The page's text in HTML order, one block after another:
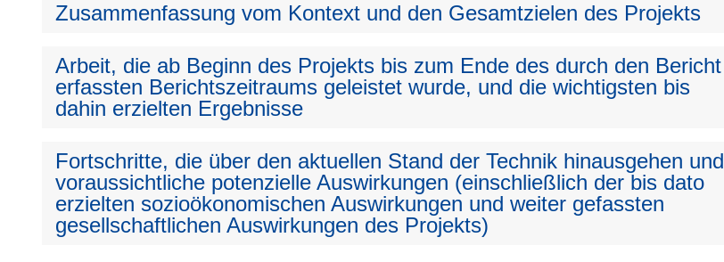
Zusammenfassung vom Kontext und den Gesamtzielen des Projekts
Arbeit, die ab Beginn des Projekts bis zum Ende des durch den Bericht
erfassten Berichtszeitraums geleistet wurde, und die wichtigsten bis
dahin erzielten Ergebnisse
Fortschritte, die über den aktuellen Stand der Technik hinausgehen und
voraussichtliche potenzielle Auswirkungen (einschließlich der bis dato
erzielten sozioökonomischen Auswirkungen und weiter gefassten
gesellschaftlichen Auswirkungen des Projekts)